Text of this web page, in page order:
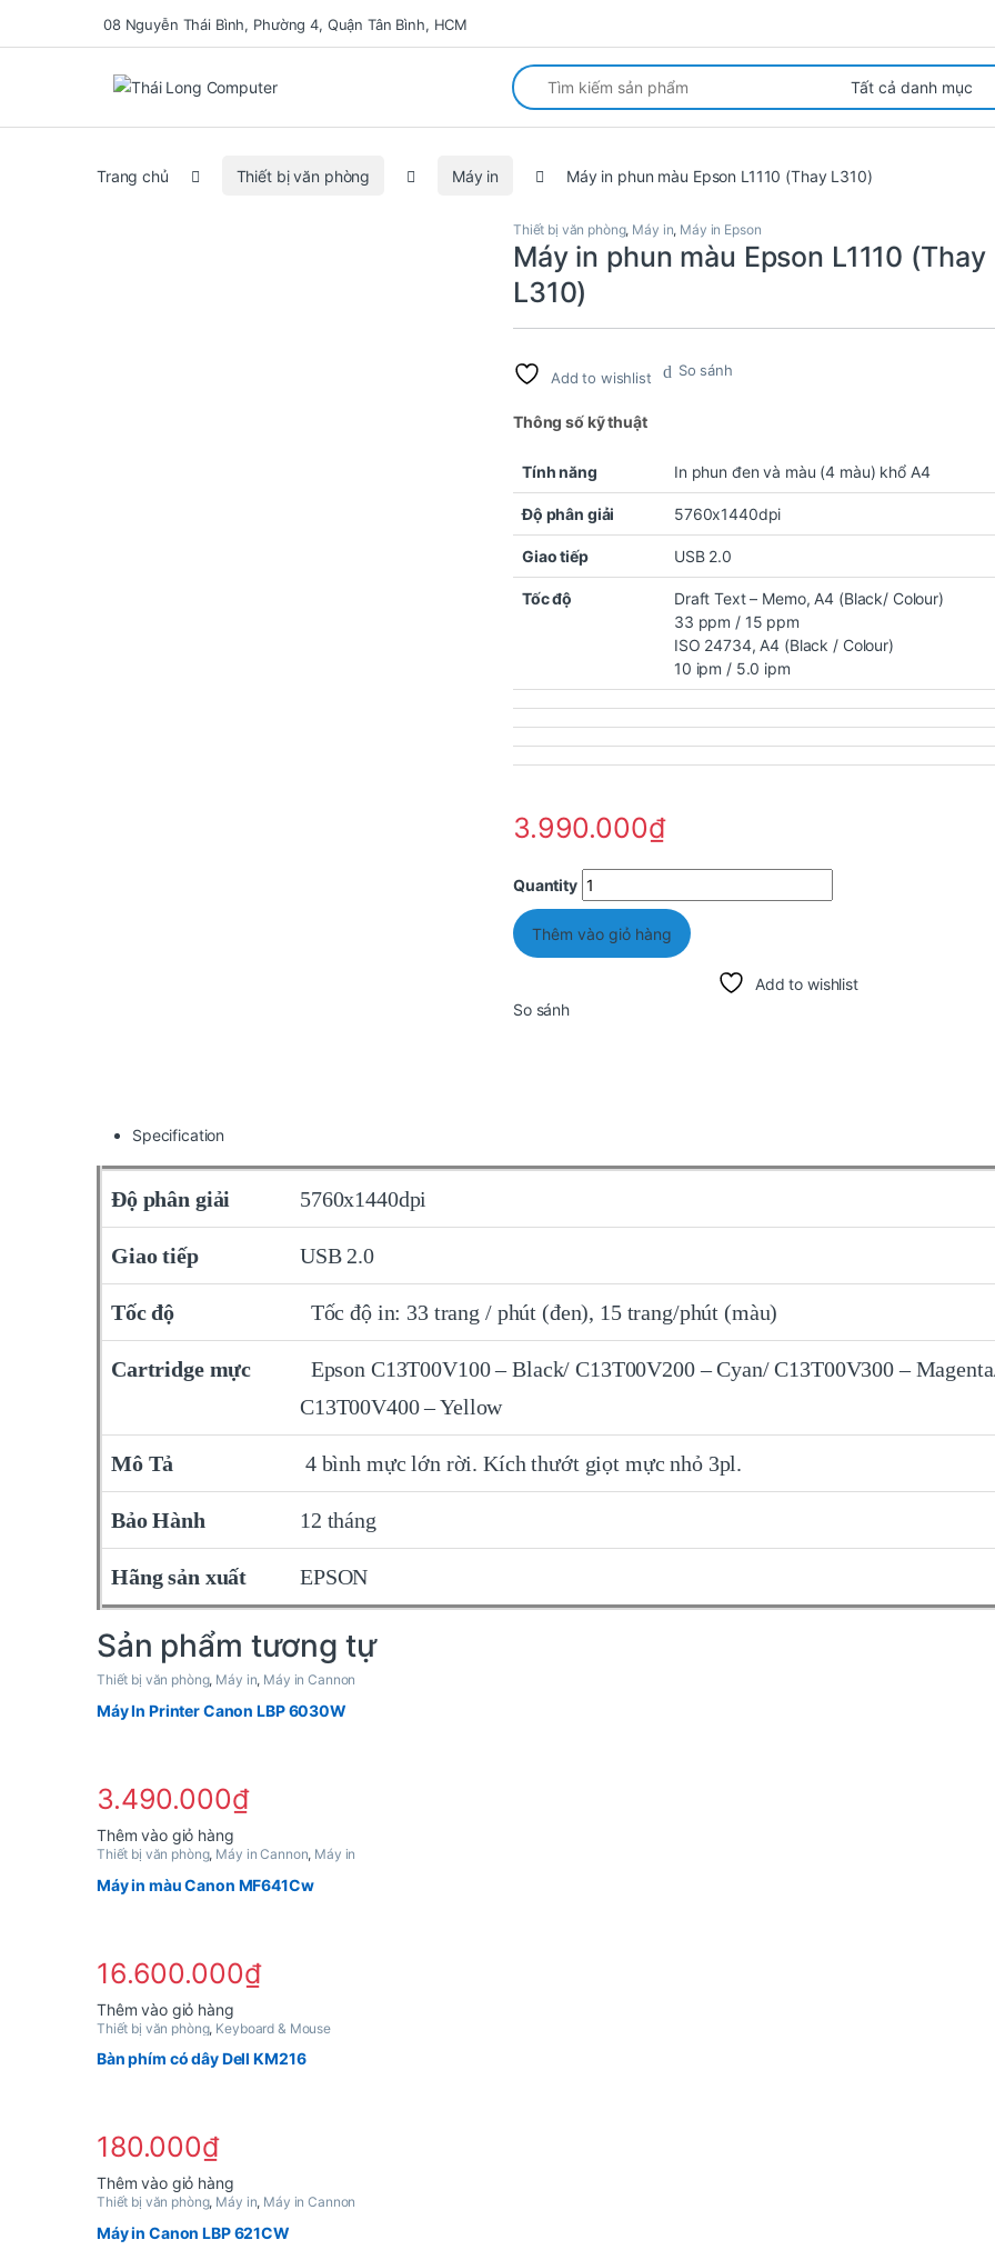
08 Nguyễn Thái Bình, Phường 4, Quận Tân Bình, HCM
Search for:
Trang chủ Thiết bị văn phòng Máy in Máy in phun màu Epson L1110 (Thay L310)
Thiết bị văn phòng, Máy in, Máy in Epson
Máy in phun màu Epson L1110 (Thay
L310)
Add to wishlist So sánh
Thông số kỹ thuật
Tính năng In phun đen và màu (4 màu) khổ A4
Độ phân giải 5760x1440dpi
Giao tiếp USB 2.0
Tốc độ
Draft Text – Memo, A4 (Black/ Colour)
33 ppm / 15 ppm
ISO 24734, A4 (Black / Colour)
10 ipm / 5.0 ipm
3.990.000₫
Quantity
Thêm vào giỏ hàng
Add to wishlist
So sánh
Specification
Độ phân giải 5760x1440dpi
Giao tiếp USB 2.0
Tốc độ Tốc độ in: 33 trang / phút (đen), 15 trang/phút (màu)
Cartridge mực
Epson C13T00V100 – Black/ C13T00V200 – Cyan/ C13T00V300 –
C13T00V400 – Yellow
Mô Tả 4 bình mực lớn rời. Kích thướt giọt mực nhỏ 3pl.
Bảo Hành 12 tháng
Hãng sản xuất EPSON
Sản phẩm tương tự
Thiết bị văn phòng, Máy in, Máy in Cannon
Máy In Printer Canon LBP 6030W
3.490.000₫
Thêm vào giỏ hàng
Thiết bị văn phòng, Máy in Cannon, Máy in
Máy in màu Canon MF641Cw
16.600.000₫
Thêm vào giỏ hàng
Thiết bị văn phòng, Keyboard & Mouse
Bàn phím có dây Dell KM216
180.000₫
Thêm vào giỏ hàng
Thiết bị văn phòng, Máy in, Máy in Cannon
Máy in Canon LBP 621CW